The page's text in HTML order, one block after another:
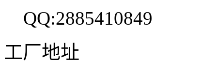
QQ:2885410849
工厂地址